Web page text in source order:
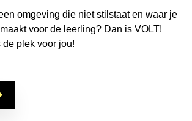
omgeving die niet stilstaat en waar je
voor de leerling? Dan is VOLT!
de plek voor jou!